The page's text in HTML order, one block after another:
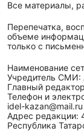
Все материалы,
Перепечатка,
объеме
только с
Наименование
Учредитель
Главный
Телефон и
idel-kazan@mail.ru
Адрес редакции:
Республика